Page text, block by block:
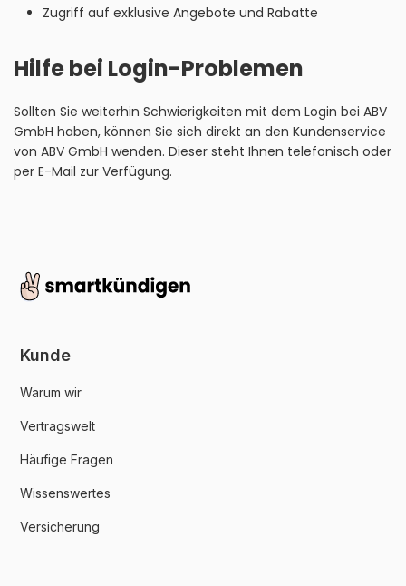
Zugriff auf exklusive Angebote und Rabatte
Hilfe bei Login-Problemen
Sollten Sie weiterhin Schwierigkeiten mit dem Login bei ABV
GmbH haben, können Sie sich direkt an den Kundenservice
von ABV GmbH wenden. Dieser steht Ihnen telefonisch oder
per E-Mail zur Verfügung.
Kunde
Warum wir
Vertragswelt
Häufige Fragen
Wissenswertes
Versicherung